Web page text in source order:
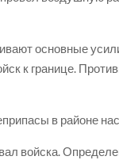
основные
к границе.
в районе
войска.